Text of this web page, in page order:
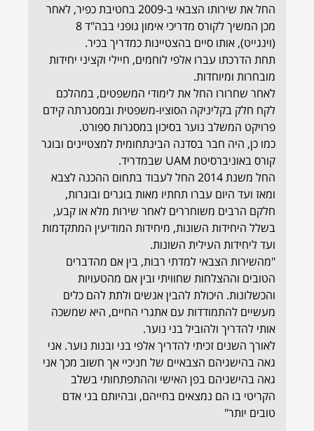
החל את שירותו הצבאי ב-2009 בחטיבת כפיר, לאחר
מכן המשיך לקורס מדריכי אימון גופני בבה"ד 8
(וינגייט), אותו סיים בהצטיינות כמדריך בכיר.
תחת הדרכתו עברו אלפי לוחמים, חיילי וקציני יחידות
מובחרות ומיוחדות.
לאחר שחרורו החל את לימודי המשפטים, במהלכם
לקח חלק בקליניקה הסוציו-משפטית ובמסגרתה קידם
פרויקט המשלב נוער בסיכון במסגרות ספורט.
כמו כן, היה חבר בסדנה הבינתחומית למצטיינים ובוגר
קורס באוניברסיטת UAM שבמדריד.
החל משנת 2014 החל לעבוד בתחום ההכנה לצבא
ומאז ועד היום עברו תחתיו מאות בוגרים ובוגרות,
חלקם הרבים משוחררים לאחר שירות מלא או קבע,
בשלל היחידות השונות, מיחידות המודיעין המתקדמות
ועד ליחידות העילית השונות.
"מהשירות הצבאי למדתי רבות, בין אם מהדברים
הטובים וההצלחות שחוויתי ובין אם מהטעויות
והכשלונות. היכולת להבין אנשים ולתת להם כלים
מעשיים להתמודדות עם אתגרי החיים, היא שמשכה
אותי להדריך ולהוביל בני נוער.
לאורך השנים זכיתי להדריך אלפי בני ובנות נוער. אני
גאה בהישגיהם הצבאיים של חניכיי אך חשוב מכך אני
גאה בהישגיהם בפן האישי וההתפתחותי בשלב
הקריטי בו הם נמצאים בחייהם, ובהיותם בני אדם
טובים יותר"